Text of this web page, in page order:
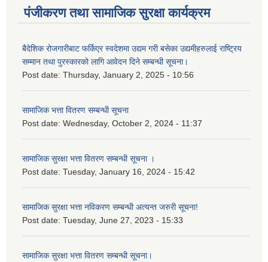
पंजीकरण तथा सामाजिक सुरक्षा कार्यक्रम
बैदेशिक रोजगारीबाट फर्किएर स्वदेशमा उद्यम गरी बसेका उद्यमीहरुलाई राष्‍ट्रिय
सम्मान तथा पुरस्कारको लागि आवेदन दिने सम्बन्धी सूचना।
Post date: Thursday, January 2, 2025 - 10:56
सामाजिक भत्ता वितरण सम्बन्धी सूचना
Post date: Wednesday, October 2, 2024 - 11:37
सामाजिक सुरक्षा भत्ता वितरण सम्बन्धी सूचना ।
Post date: Tuesday, January 16, 2024 - 15:42
सामाजिक सुरक्षा भत्ता नविकरण सम्बन्धी अत्यन्त जरुरी सूचना!
Post date: Tuesday, June 27, 2023 - 15:33
सामाजिक सुरक्षा भत्ता वितरण सम्बन्धी सूचना।